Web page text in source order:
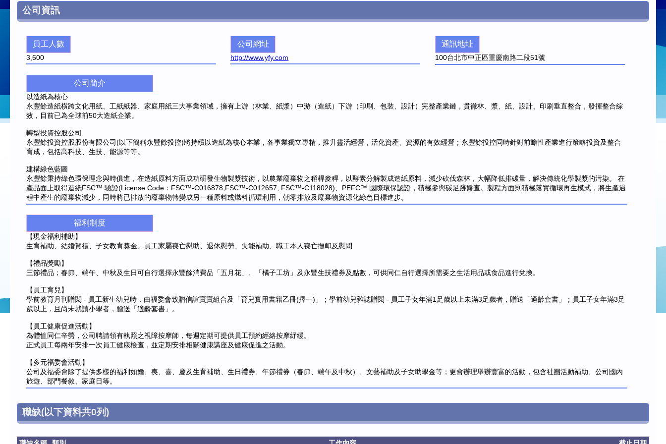
公司資訊
員工人數
3,600
公司網址
http://www.yfy.com
通訊地址
100台北市中正區重慶南路二段51號
公司簡介
以造紙為核心
永豐餘造紙横跨文化用紙、工紙紙器、家庭用紙三大事業領域，擁有上游（林業、紙漿）中游（造紙）下游（印刷、包裝、設計）完整產業鏈，貫徹林、漿、紙、設計、印刷垂直整合，發揮整合綜
效，目前已為全球前50大造紙企業。
轉型投資控股公司
永豐餘投資控股股份有限公司(以下簡稱永豐餘投控)將持續以造紙為核心本業，各事業獨立專精，推升靈活經營，活化資產、資源的有效經營；永豐餘投控同時針對前瞻性產業進行策略投資及整合
育成，包括高科技、生技、能源等等。
建構綠色藍圖
永豐餘秉持綠色環保理念與時俱進，在造紙原料方面成功研發生物製漿技術，以農業廢棄物之稻桿麥稈，以酵素分解製成造紙原料，減少砍伐森林，大幅降低排碳量，解決傳統化學製漿的污染。 在
產品面上取得造紙FSC™ 驗證(License Code：FSC™-C016878,FSC™-C012657, FSC™-C118028)、PEFC™ 國際環保認證，積極參與碳足跡盤查。製程方面則積極落實循環再生模式，將生產過
程中產生的廢棄物減少，同時將已排放的廢棄物轉變成另一種原料或燃料循環利用，朝零排放及廢棄物資源化綠色目標進步。
福利制度
【現金福利補助】
生育補助、結婚賀禮、子女教育獎金、員工家屬喪亡慰助、退休慰勞、失能補助、職工本人喪亡撫卹及慰問
【禮品獎勵】
三節禮品；春節、端午、中秋及生日可自行選擇永豐餘消費品「五月花」、「橘子工坊」及永豐生技禮券及點數，可供同仁自行選擇所需要之生活用品或食品進行兌換。
【員工育兒】
學前教育月刊贈閱 - 員工新生幼兒時，由福委會致贈信誼寶寶組合及「育兒實用書籍乙冊(擇一)」；學前幼兒雜誌贈閱 - 員工子女年滿1足歲以上未滿3足歲者，贈送「適齡套書」；員工子女年滿3足
歲以上，且尚未就讀小學者，贈送「適齡套書」。
【員工健康促進活動】
為體恤同仁辛勞，公司聘請領有執照之視障按摩師，每週定期可提供員工預約經絡按摩紓緩。
正式員工每兩年安排一次員工健康檢查，並定期安排相關健康講座及健康促進之活動。
【多元福委會活動】
公司及福委會除了提供多樣的福利如婚、喪、喜、慶及生育補助、生日禮券、年節禮券（春節、端午及中秋）、文藝補助及子女助學金等；更會辦理舉辦豐富的活動，包含社團活動補助、公司國內
旅遊、部門餐敘、家庭日等。
職缺(以下資料共0列)